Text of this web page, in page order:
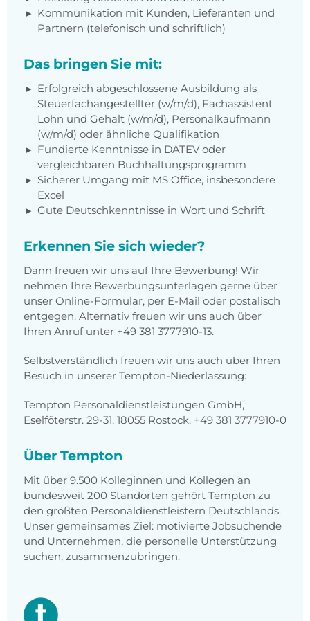
Kommunikation mit Kunden, Lieferanten und
Partnern (telefonisch und schriftlich)
Das bringen Sie mit:
Erfolgreich abgeschlossene Ausbildung als
Steuerfachangestellter (w/m/d), Fachassistent
Lohn und Gehalt (w/m/d), Personalkaufmann
(w/m/d) oder ähnliche Qualifikation
Fundierte Kenntnisse in DATEV oder
vergleichbaren Buchhaltungsprogramm
Sicherer Umgang mit MS Office, insbesondere
Excel
Gute Deutschkenntnisse in Wort und Schrift
Erkennen Sie sich wieder?
Dann freuen wir uns auf Ihre Bewerbung! Wir
nehmen Ihre Bewerbungsunterlagen gerne über
unser Online-Formular, per E-Mail oder postalisch
entgegen. Alternativ freuen wir uns auch über
Ihren Anruf unter +49 381 3777910-13.
Selbstverständlich freuen wir uns auch über Ihren
Besuch in unserer Tempton-Niederlassung:
Tempton Personaldienstleistungen GmbH,
Eselföterstr. 29-31, 18055 Rostock, +49 381 3777910-0
Über Tempton
Mit über 9.500 Kolleginnen und Kollegen an
bundesweit 200 Standorten gehört Tempton zu
den größten Personaldienstleistern Deutschlands.
Unser gemeinsames Ziel: motivierte Jobsuchende
und Unternehmen, die personelle Unterstützung
suchen, zusammenzubringen.